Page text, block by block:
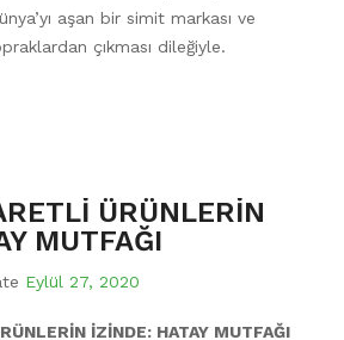
aşan bir simit markası ve
çıkması dileğiyle.
ÜRÜNLERİN
MUTFAĞI
Eylül 27, 2020
İZİNDE: HATAY MUTFAĞI